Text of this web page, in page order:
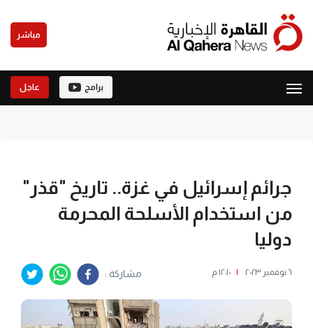
مباشر
برامج عاجل
جرائم إسرائيل في غزة.. تاريخ "قذر"
من استخدام الأسلحة المحرمة
دوليا
٦ نوفمبر ٢٠٢٣ | ١٢:١٠ م مشاركة :